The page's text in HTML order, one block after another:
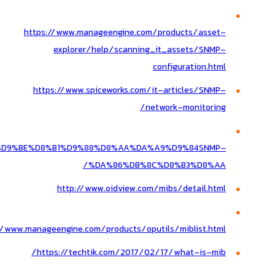
https://www.manageengine.com/products/asset-
explorer/help/scanning_it_assets/SNMP-
configuration.html
https://www.spiceworks.com/it-articles/SNMP-
network-monitoring
/
%DA%86%DB%8C%D8%B3%D8%AA/
http://www.oidview.com/mibs/detail.html
products/oputils/miblist.html#
https://techtik.com/2017/02/17/what-is-mib/